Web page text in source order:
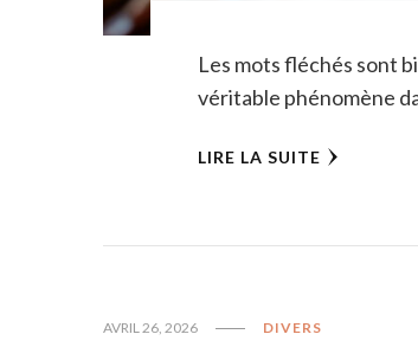
Les mots fléchés sont
véritable phénomène
LIRE LA SUITE
AVRIL 26, 2026 DIVERS